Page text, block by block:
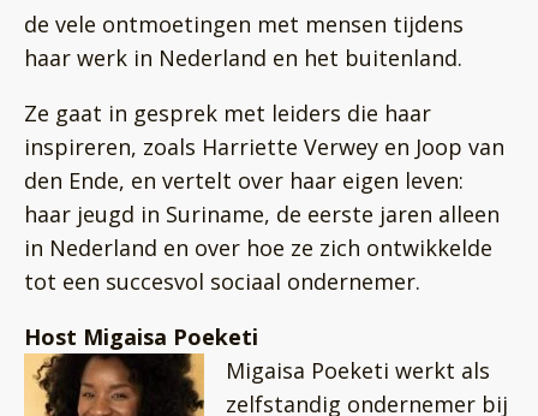
de vele ontmoetingen met mensen tijdens
haar werk in Nederland en het buitenland.
Ze gaat in gesprek met leiders die haar
inspireren, zoals Harriette Verwey en Joop van
den Ende, en vertelt over haar eigen leven:
haar jeugd in Suriname, de eerste jaren alleen
in Nederland en over hoe ze zich ontwikkelde
tot een succesvol sociaal ondernemer.
Host Migaisa Poeketi
Migaisa Poeketi werkt als
zelfstandig ondernemer bij